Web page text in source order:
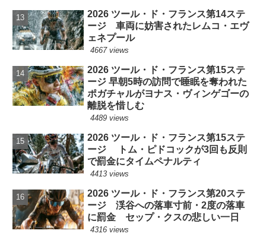
2026 ツール・ド・フランス第14ステ
ージ 車両に妨害されたレムコ・エヴ
ェネプール
4667 views
2026 ツール・ド・フランス第15ステ
ージ 早朝5時の訪問で睡眠を奪われた
ポガチャルがヨナス・ヴィンゲゴーの
離脱を惜しむ
4489 views
2026 ツール・ド・フランス第15ステ
ージ トム・ピドコックが3回も反則
で罰金にタイムペナルティ
4413 views
2026 ツール・ド・フランス第20ステ
ージ 渓谷への落車寸前・2度の落車
に罰金 セップ・クスの悲しい一日
4316 views